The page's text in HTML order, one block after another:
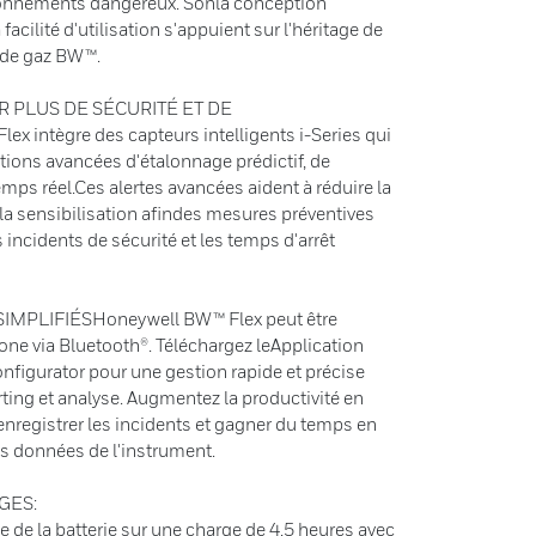
facilité d'utilisation s'appuient sur l'héritage de
gaz BW™.
PLUS DE SÉCURITÉ ET DE
intègre des capteurs intelligents i-Series qui
avancées d'étalonnage prédictif, de
réel.Ces alertes avancées aident à réduire la
sensibilisation afindes mesures préventives
incidents de sécurité et les temps d'arrêt
BW™ Flex peut être
via Bluetooth®. Téléchargez leApplication
pour une gestion rapide et précise
et analyse. Augmentez la productivité en
les incidents et gagner du temps en
données de l'instrument.
la batterie sur une charge de 4,5 heures avec